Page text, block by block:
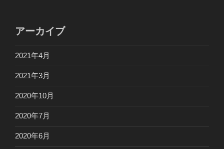
アーカイブ
2021年4月
2021年3月
2020年10月
2020年7月
2020年6月